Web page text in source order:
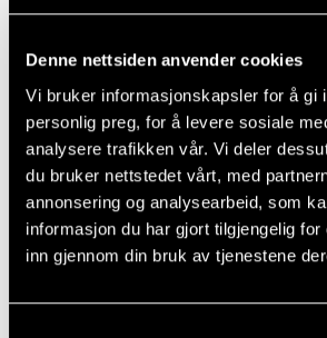
Denne nettsiden anvender cookies
Vi bruker informasjonskapsler for å gi
personlig preg, for å levere sosiale
analysere trafikken vår. Vi deler
du bruker nettstedet vårt, med
annonsering og analysearbeid, som
informasjon du har gjort tilgjengelig
inn gjennom din bruk av tjenestene
Arrangementer